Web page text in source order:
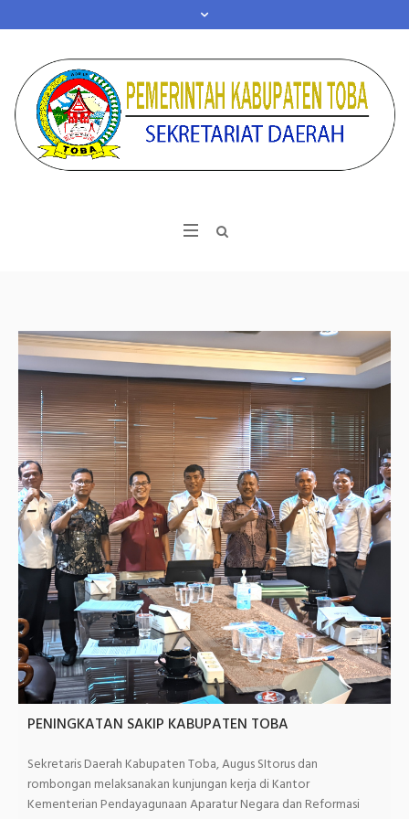
PENINGKATAN SAKIP KABUPATEN TOBA
Sekretaris Daerah Kabupaten Toba, Augus SItorus dan
rombongan melaksanakan kunjungan kerja di Kantor
Kementerian Pendayagunaan Aparatur Negara dan Reformasi